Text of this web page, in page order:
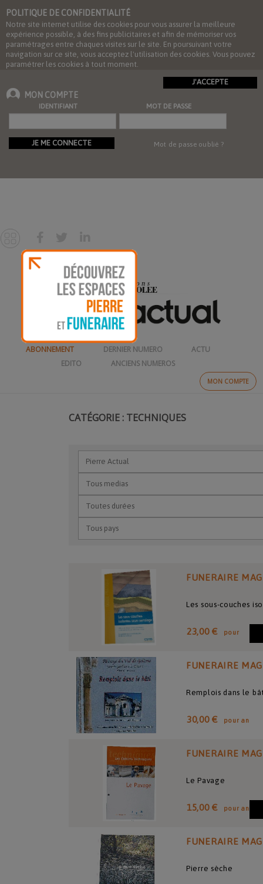
POLITIQUE DE CONFIDENTIALITÉ
Notre site internet utilise des cookies pour vous assurer la meilleure
expérience possible, à des fins publicitaires et afin de mémoriser vos
paramétrages entre chaques visites sur le site. En poursuivant votre
navigation sur ce site, vous acceptez l'utilisation des cookies. Vous pouvez
paramétrer les cookies à tout moment.
J'ACCEPTE
MON COMPTE
IDENTIFIANT MOT DE PASSE
JE ME CONNECTE Mot de passe oublié ?
MON COMPTE
ABONNEMENT DERNIER NUMERO
ACTU
EDITO
ANCIENS NUMEROS
CATÉGORIE : TECHNIQUES
FUNERAIRE MAG
Les sous-couches
23,00 € pour
FUNERAIRE
Remplois dans le
30,00 € pour an
FUNERAIRE
Le Pavage
15,00 € pour an
FUNERAIRE MAG
Pierre sèche